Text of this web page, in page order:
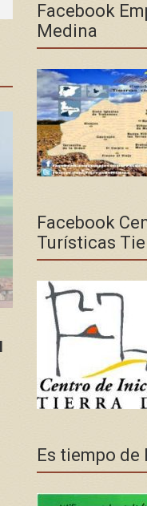
Facebook
Medina
Facebook
Turísticas
Es tiempo de